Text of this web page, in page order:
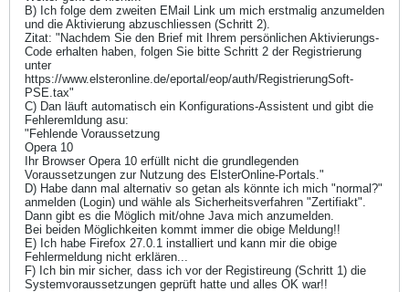
B) Ich folge dem zweiten EMail Link um mich erstmalig anzumelden
und die Aktivierung abzuschliessen (Schritt 2).
Zitat: "Nachdem Sie den Brief mit Ihrem persönlichen Aktivierungs-
Code erhalten haben, folgen Sie bitte Schritt 2 der Registrierung
unter
https://www.elsteronline.de/eportal/eop/auth/RegistrierungSoft-
PSE.tax"
C) Dan läuft automatisch ein Konfigurations-Assistent und gibt die
Fehleremldung asu:
"Fehlende Voraussetzung
Opera 10
Ihr Browser Opera 10 erfüllt nicht die grundlegenden
Voraussetzungen zur Nutzung des ElsterOnline-Portals."
D) Habe dann mal alternativ so getan als könnte ich mich "normal?"
anmelden (Login) und wähle als Sicherheitsverfahren "Zertifiakt".
Dann gibt es die Möglich mit/ohne Java mich anzumelden.
Bei beiden Möglichkeiten kommt immer die obige Meldung!!
E) Ich habe Firefox 27.0.1 installiert und kann mir die obige
Fehlermeldung nicht erklären...
F) Ich bin mir sicher, dass ich vor der Registireung (Schritt 1) die
Systemvoraussetzungen geprüft hatte und alles OK war!!